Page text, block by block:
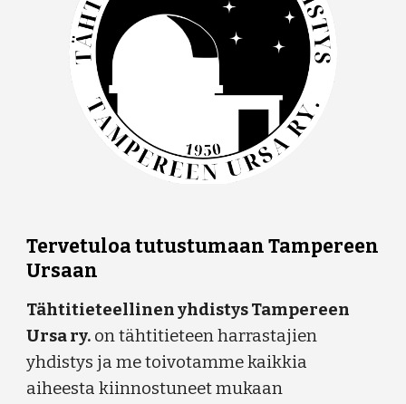
Tervetuloa tutustumaan Tampereen
Ursaan
Tähtitieteellinen yhdistys Tampereen
Ursa ry. on tähtitieteen harrastajien
yhdistys ja me toivotamme kaikkia
aiheesta kiinnostuneet mukaan